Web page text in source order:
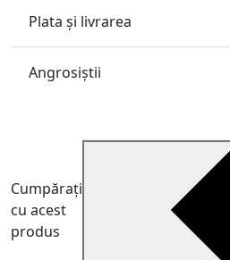
Plata și livrarea
Angrosiştii
Cumpărați
cu acest
produs